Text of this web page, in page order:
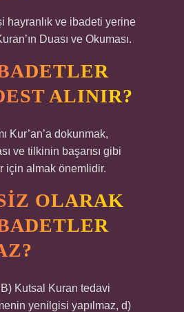
hayranlık ve ibadeti yerine
Duası ve Okuması.
ALINIR?
Kur’an’a dokunmak,
ve tilkinin başarısı gibi
için almak önemlidir.
OLARAK
Kutsal Kuran tedavi
yenilgisi yapılmaz, d)